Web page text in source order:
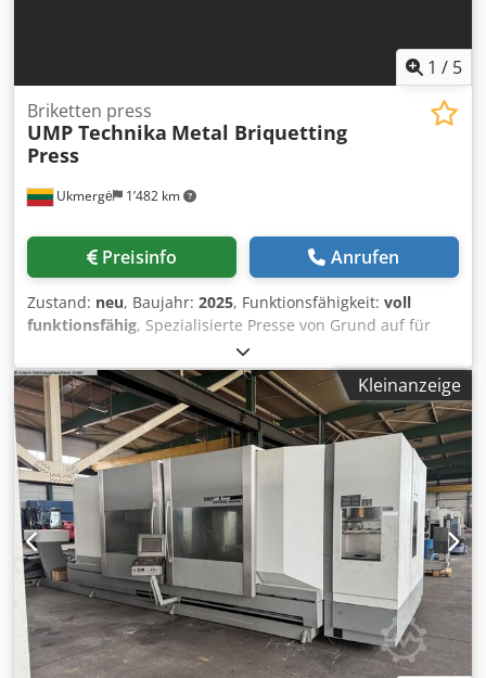
1 / 5
Ukmergė 1’482 km
Briketten press
UMP Technika Metal Briquetting
Press
Preisinfo Anrufen
Zustand: neu, Baujahr: 2025, Funktionsfähigkeit: voll
funktionsfähig, Spezialisierte Presse von Grund auf für
das Brikettieren von Eisen, Stahl und ähnlichen
Legierungen konstruiert. Enthält integrierte
Ölauffangmatten. Enthält keine Verpackungstisch - nur
Brikettführungen (Schienen). Kommt mit durchsichtigen
Bunkertüren & Ölheizelementen als Standard. Die
Maschinen werden von Siemens KTP-400 Touchscreens
gesteuert. 2. Generation ab Februar 2024 zum Kauf
verfügbar. Für diese Presse kontaktieren Sie uns bitte
zuerst! Csdpfxstmugce Af Aorf Technische Daten:
Durchsatz: Bis zu 600 Briketts/Stunde* Hauptmotor: 30 kW
Zuführmotoren: 2,6 kW Kühlsystem: 1,6 kW
Gesamtleistung: 34,2 kW Öltank: 260 Liter Filter: 4 Länge:
2000 mm Breite: 2000 mm Höhe: 2200 mm Gewicht: 3500
kg Brikettgröße: 40-110, D80 mm Garantie: 2 Jahre / 2 000
Arbeitsstunden
Kleinanzeige